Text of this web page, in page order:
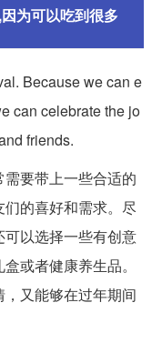
为可以吃到很多
Because we can e
can celebrate the jo
friends.
要带上一些合适的
的喜好和需求。尽
以选择一些有创意
或者健康养生品。
又能够在过年期间